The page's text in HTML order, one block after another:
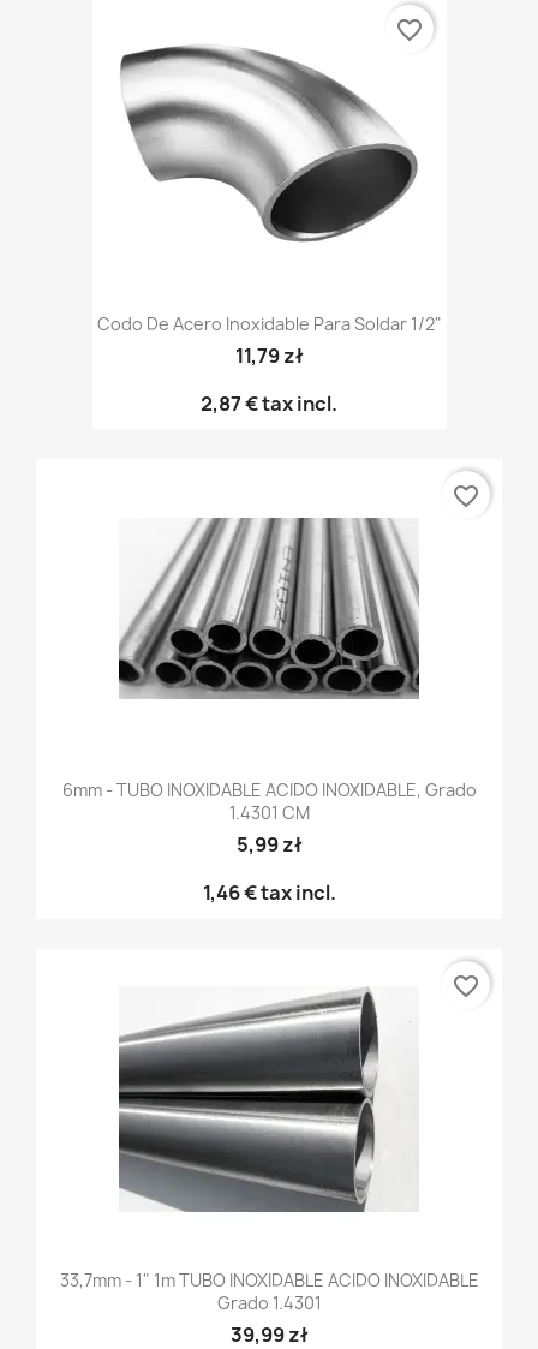
Codo De Acero Inoxidable Para Soldar 1/2"
11,79 zł
2,87 €tax incl.
favorite_border
6mm - TUBO INOXIDABLE ACIDO INOXIDABLE, Grado
1.4301 CM
5,99 zł
1,46 €tax incl.
favorite_border
33,7mm - 1" 1m TUBO INOXIDABLE ACIDO INOXIDABLE
Grado 1.4301
39,99 zł
favorite_border